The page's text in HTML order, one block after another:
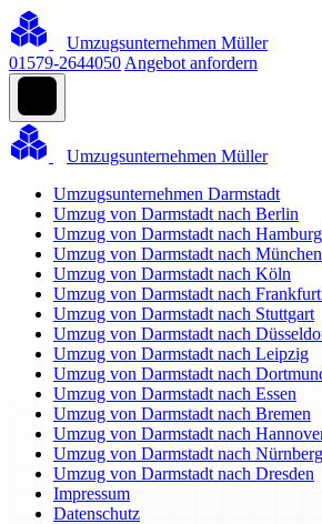
Umzugsunternehmen Müller
01579-2644050 Angebot anfordern
Umzugsunternehmen Müller
Umzugsunternehmen Darmstadt
Umzug von Darmstadt nach Berlin
Umzug von Darmstadt nach Hamburg
Umzug von Darmstadt nach München
Umzug von Darmstadt nach Köln
Umzug von Darmstadt nach
Umzug von Darmstadt nach Stuttgart
Umzug von Darmstadt nach
Umzug von Darmstadt nach Leipzig
Umzug von Darmstadt nach
Umzug von Darmstadt nach Essen
Umzug von Darmstadt nach Bremen
Umzug von Darmstadt nach
Umzug von Darmstadt nach Nürnberg
Umzug von Darmstadt nach Dresden
Impressum
Datenschutz